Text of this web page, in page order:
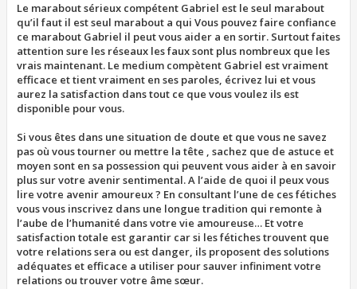
Le marabout sérieux compétent Gabriel est le seul marabout
qu’il faut il est seul marabout a qui Vous pouvez faire confiance
ce marabout Gabriel il peut vous aider a en sortir. Surtout faites
attention sure les réseaux les faux sont plus nombreux que les
vrais maintenant. Le medium compètent Gabriel est vraiment
efficace et tient vraiment en ses paroles, écrivez lui et vous
aurez la satisfaction dans tout ce que vous voulez ils est
disponible pour vous.
Si vous êtes dans une situation de doute et que vous ne savez
pas où vous tourner ou mettre la tête , sachez que de astuce et
moyen sont en sa possession qui peuvent vous aider à en savoir
plus sur votre avenir sentimental. A l’aide de quoi il peux vous
lire votre avenir amoureux ? En consultant l’une de ces fétiches
vous vous inscrivez dans une longue tradition qui remonte à
l’aube de l’humanité dans votre vie amoureuse… Et votre
satisfaction totale est garantir car si les fétiches trouvent que
votre relations sera ou est danger, ils proposent des solutions
adéquates et efficace a utiliser pour sauver infiniment votre
relations ou trouver votre âme sœur.